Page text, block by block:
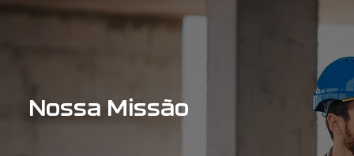
Nossa Missão